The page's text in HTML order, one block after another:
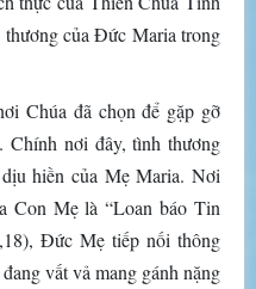
thương của Đức Maria trong
Chúa đã chọn để gặp gỡ
Chính nơi đây, tình thương
hiền của Mẹ Maria. Nơi
Con Mẹ là “Loan báo Tin
Đức Mẹ tiếp nối thông
vất vả mang gánh nặng